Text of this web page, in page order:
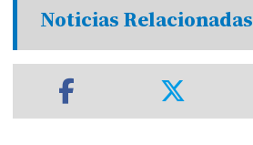
Noticias Relacionadas